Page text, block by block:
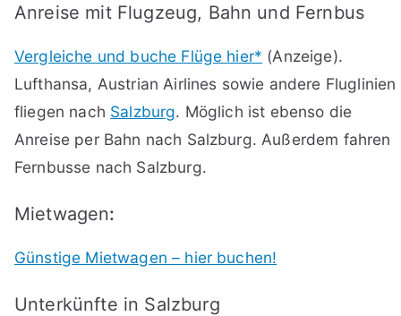
Anreise mit Flugzeug, Bahn und Fernbus
Vergleiche und buche Flüge hier* (Anzeige).
Lufthansa, Austrian Airlines sowie andere Fluglinien
fliegen nach Salzburg. Möglich ist ebenso die
Anreise per Bahn nach Salzburg. Außerdem fahren
Fernbusse nach Salzburg.
Mietwagen:
Günstige Mietwagen – hier buchen!
Unterkünfte in Salzburg